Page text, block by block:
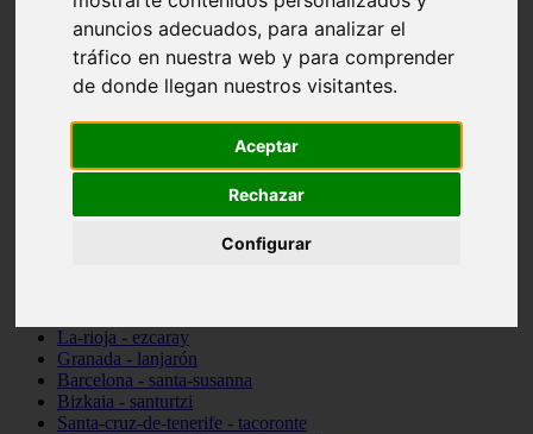
anuncios adecuados, para analizar el
tráfico en nuestra web y para comprender
de donde llegan nuestros visitantes.
Aceptar
Rechazar
Configurar
Sevilla - marinaleda
Córdoba - almedinilla
Navarra - zangoza
Cantabria - arenas-de-iguña
Barcelona - la-pobla-de-lillet
Las-palmas - yaiza
Valladolid - fuensaldaña
La-rioja - ezcaray
Granada - lanjarón
Barcelona - santa-susanna
Bizkaia - santurtzi
Santa-cruz-de-tenerife - tacoronte